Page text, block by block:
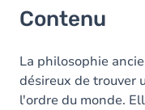
Contenu
La philosophie
désireux de trouver
l'ordre du monde.